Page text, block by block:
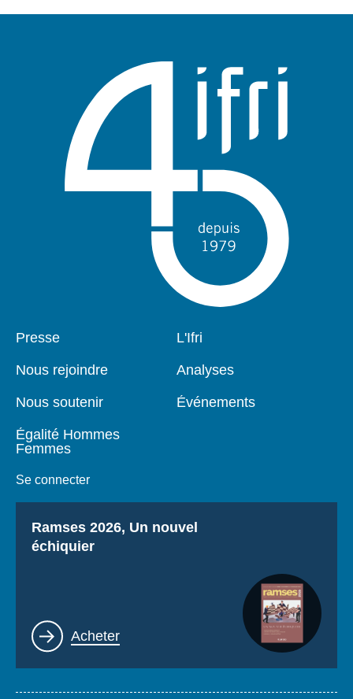
Pied
Presse
Nous rejoindre
Nous soutenir
Égalité Hommes
Femmes
Se connecter
Navigation
L'Ifri
Analyses
Événements
Titre
Ramses 2026, Un nouvel
échiquier
Lien
Acheter